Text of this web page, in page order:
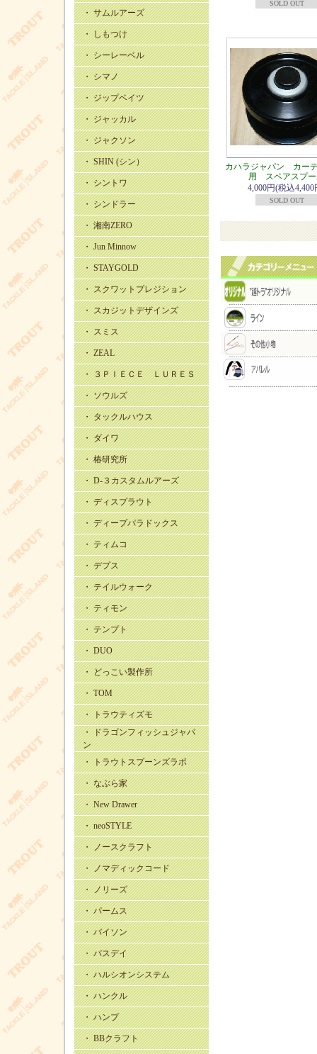
・ サムルアーズ
・ しもつけ
・ シーレーベル
・ シマノ
・ ジップベイツ
・ ジャッカル
・ ジャクソン
・ SHIN (シン）
・ シントワ
・ シンドラー
・ 湘南ZERO
・ Jun Minnow
・ STAYGOLD
・ スクワットプレジション
・ スカジットデザインズ
・ スミス
・ ZEAL
・ ３ＰＩＥＣＥ ＬＵＲＥＳ
・ ソウルズ
・ タックルハウス
・ ダイワ
・ 椿研究所
・ D-３カスタムルアーズ
・ ディスプラウト
・ ディープパラドックス
・ ティムコ
・ デプス
・ テイルウォーク
・ ティモン
・ テンプト
・ DUO
・ どっこい製作所
・ TOM
・ トラウティズモ
・ ドラゴンフィッシュジャパ
ン
・ トラウトスプーンズラボ
・ なぶら家
・ New Drawer
・ neoSTYLE
・ ノースクラフト
・ ノマディックコード
・ ノリーズ
・ パームス
・ バイソン
・ バスデイ
・ ハルシオンシステム
・ ハンクル
・ ハンプ
・ BBクラフト
SOLD OUT
カハラジャパン カー
用 スペアスプ
4,000円(税込4,400
SOLD OUT